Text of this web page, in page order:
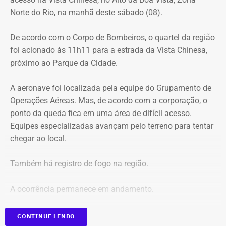
criança de 2 anos — Foto: Reprodução.
O pedido de Búzios à Justiça
Em caráter urgente, antes da apresentação da defesa das
empresas, a prefeitura solicitou:
Preservação integral dos registros dos nove perfis;
Identificação de anunciantes e financiadores;
Retirada das publicações relacionadas no processo;
Suspensão temporária de contas que não fossem
Estrada da Vista Chinesa, em frente ao pagode chinês da
Vista Chinesa, foi interditado. A Vista Chinesa fica dentro
Norte do Rio, na manhã deste sábado (08).
De acordo com o Corpo de Bombeiros, o quartel da região
foi acionado às 11h11 para a estrada da Vista Chinesa,
próximo ao Parque da Cidade.
A aeronave foi localizada pela equipe do Grupamento de
Operações Aéreas. Mas, de acordo com a corporação, o
ponto da queda fica em uma área de difícil acesso.
Equipes especializadas avançam pelo terreno para tentar
chegar ao local.
Também há registro de fogo na região.
A ocorrência permanece em andamento.
*Em atualização
CONTINUE LENDO